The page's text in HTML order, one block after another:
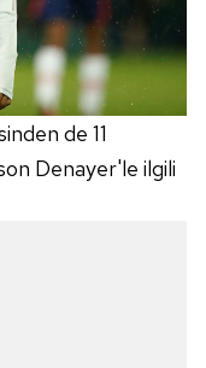
de 11
Denayer'le ilgili